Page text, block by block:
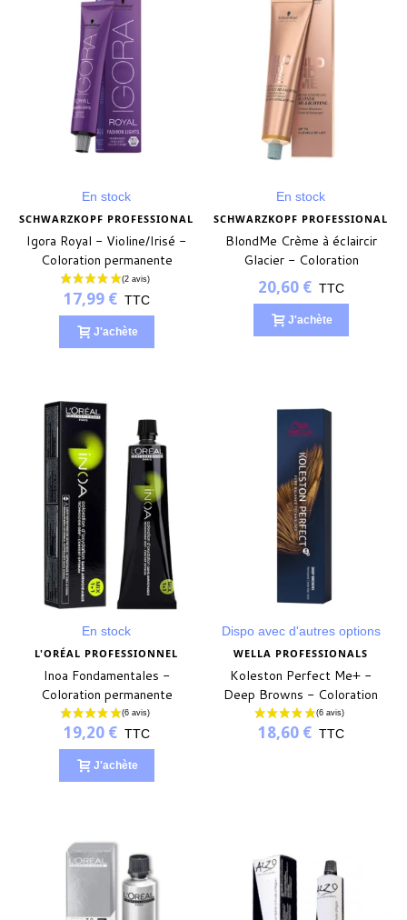
En stock
SCHWARZKOPF PROFESSIONAL
Igora Royal - Violine/Irisé -
Coloration permanente
17,99 € TTC
J'achète
En stock
SCHWARZKOPF PROFESSIONAL
BlondMe Crème à éclaircir
Glacier - Coloration
permanente
20,60 € TTC
J'achète
En stock
L'ORÉAL PROFESSIONNEL
Inoa Fondamentales -
Coloration permanente
19,20 € TTC
J'achète
Dispo avec d'autres options
WELLA PROFESSIONALS
Koleston Perfect Me+ -
Deep Browns - Coloration
permanente
18,60 € TTC